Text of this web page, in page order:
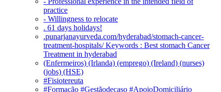
practice
- Willingness to relocate
. 61 days holidays!
.punarjanayurveda.com/hyderabad/stomach-cancer-
treatment-hospitals/ Keywords : Best stomach Cancer
Treatment in hyderabad
(Enfermeiros) (Irlanda) (emprego) (Ireland) (nurses)
(jobs) (HSE)
#Fisiotereuta
#Formação #Gestãodecaso #ApoioDomiciliário